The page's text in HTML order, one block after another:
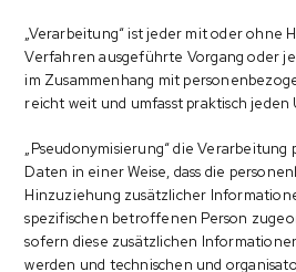
„Verarbeitung“ ist jeder mit oder ohne
Verfahren ausgeführte Vorgang oder
im Zusammenhang mit
reicht weit und umfasst praktisch jeden
„Pseudonymisierung“ die
Daten in einer Weise, dass die
Hinzuziehung zusätzlicher
spezifischen betroffenen Person
sofern diese zusätzlichen
werden und technischen und